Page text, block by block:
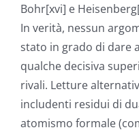
Bohr[xvi] e
In verità, nessun
stato in grado di dare
qualche decisiva
rivali. Letture
includenti residui di
atomismo formale